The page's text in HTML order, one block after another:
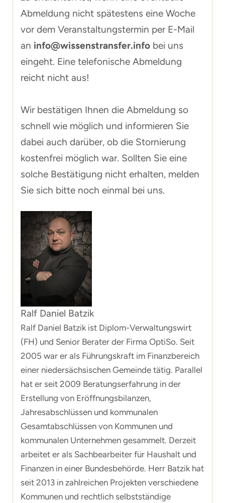
Abmeldung nicht spätestens eine Woche
vor dem Veranstaltungstermin per E-Mail
an info@wissenstransfer.info bei uns
eingeht. Eine telefonische Abmeldung
reicht nicht aus!
Wir bestätigen Ihnen die Abmeldung so
schnell wie möglich und informieren Sie
dabei auch darüber, ob die Stornierung
kostenfrei möglich war. Sollten Sie eine
solche Bestätigung nicht erhalten, melden
Sie sich bitte noch einmal bei uns.
Ralf Daniel Batzik
Ralf Daniel Batzik ist Diplom-Verwaltungswirt
(FH) und Senior Berater der Firma OptiSo. Seit
2005 war er als Führungskraft im Finanzbereich
einer niedersächsischen Gemeinde tätig. Parallel
hat er seit 2009 Beratungserfahrung in der
Erstellung von Eröffnungsbilanzen,
Jahresabschlüssen und kommunalen
Gesamtabschlüssen von Kommunen und
kommunalen Unternehmen gesammelt. Derzeit
arbeitet er als Sachbearbeiter für Haushalt und
Finanzen in einer Bundesbehörde. Herr Batzik hat
seit 2013 in zahlreichen Projekten verschiedene
Kommunen und rechtlich selbstständige